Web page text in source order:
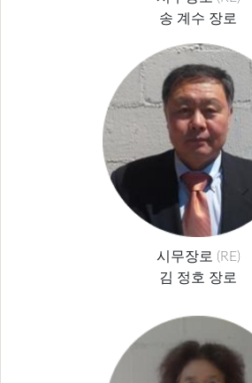
송 계수 장로
시무장로 (RE)
김 정호 장로